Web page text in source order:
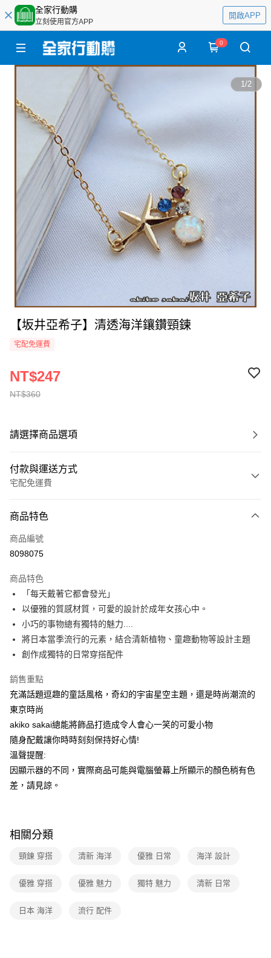
全家行動購
立刻使用官方APP
開啟APP
0
1/2
【坂井亞希子】清透海洋鑲鑽頸鍊
宅配免運費
NT$360
NT$247
請選擇商品選項
付款與運送方式
宅配免運費
全家線上支付
運送方式
本島宅配-活動商品
免運費
離島宅配-常溫商品
免運費
商品特色
商品編號
8098075
商品特色
「每天戴著它都會發光」
以優雅的質感材質，可愛的設計於成年女孩心中。
小巧的事物總有獨特的魅力....
將日本當季流行的元素，結合清新植物、童趣動物等設計主題
創作成獨特的日常穿搭配件
銷售重點
充滿話題逗趣的童話風格，奇幻的宇宙星空主題，還是時尚潮流的
東京時尚
akiko sakai總能將飾品打造成令人會心一笑的可愛小物
隨身配戴讓你時時刻刻保持好心情!
溫聲提醒:
因顯示器的不同，實際商品可能與電腦螢幕上所顯示的顏色稍有色
差，請見諒。
相關分類
頸鍊 穿搭 清新 海洋 優雅 日常 海洋 設計
優雅 穿搭 優雅 魅力 獨特 魅力 清新 日常
日本 海洋 流行 配件